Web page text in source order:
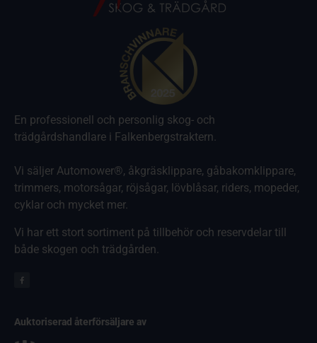
En professionell och personlig skog- och
trädgårdshandlare i Falkenbergstraktern.
Vi säljer Automower®, åkgräsklippare, gåbakomklippare,
trimmers, motorsågar, röjsågar, lövblåsar, riders, mopeder,
cyklar och mycket mer.
Vi har ett stort sortiment på tillbehör och reservdelar till
både skogen och trädgården.
Auktoriserad återförsäljare av